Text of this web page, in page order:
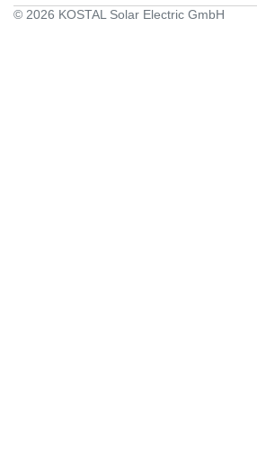
© 2026 KOSTAL Solar Electric GmbH